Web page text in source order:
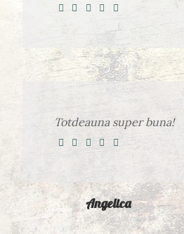
Totdeauna super buna!
Angelica